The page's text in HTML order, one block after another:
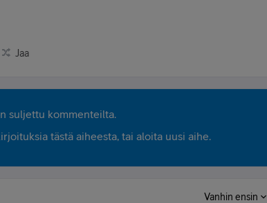
Jaa
suljettu kommenteilta.
tästä aiheesta, tai aloita uusi aihe.
Vanhin ensin